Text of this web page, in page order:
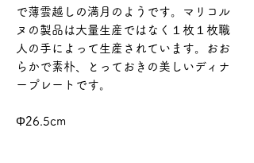
で薄雲越しの満月のようです。マリコル
ヌの製品は大量生産ではなく１枚１枚職
人の手によって生産されています。おお
らかで素朴、とっておきの美しいディナ
ープレートです。
Φ26.5cm